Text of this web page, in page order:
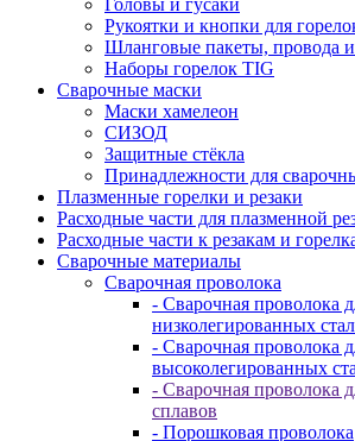
Головы и гусаки
Рукоятки и кнопки для
Шланговые пакеты, провода и
Наборы горелок TIG
Сварочные маски
Маски хамелеон
СИЗОД
Защитные стёкла
Принадлежности для
Плазменные горелки и резаки
Расходные части для плазменной
Расходные части к резакам и
Сварочные материалы
Сварочная проволока
- Сварочная проволока
низколегированных
- Сварочная проволока
высоколегированных
- Сварочная проволока
сплавов
- Порошковая проволока